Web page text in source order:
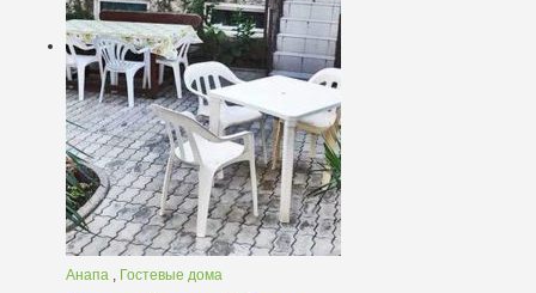
Анапа , Гостевые дома